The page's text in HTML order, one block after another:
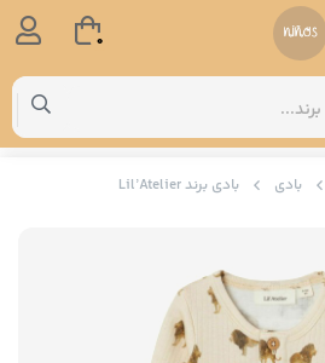
بادی بادی برند Lil’Atelier
0